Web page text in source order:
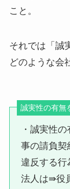
こと。
それでは「誠
どのような会
誠実性の有無
・誠実性
事の請負契
違反する行
法人は⇛役